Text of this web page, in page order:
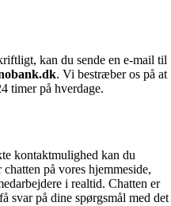
kan du sende en e-mail til
. Vi bestræber os på at
timer på hverdage.
kontaktmulighed kan du
på vores hjemmeside,
i realtid. Chatten er
svar på dine spørgsmål med det